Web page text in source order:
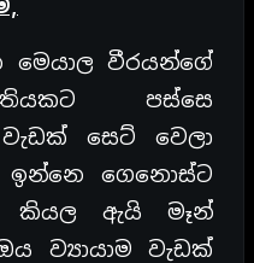
මෙයාල වීරයන්ගේ
පස්සෙ
සෙට් වෙලා
ඉන්නෙ ගෙනොස්ට
කියල ඇයි මෑන්
ව්‍යායාම වැඩක්